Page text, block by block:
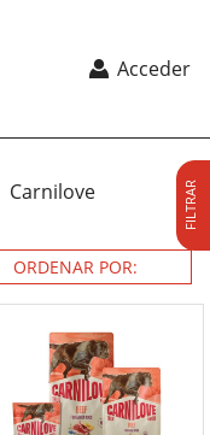
Acceder
Carnilove
FILTRAR